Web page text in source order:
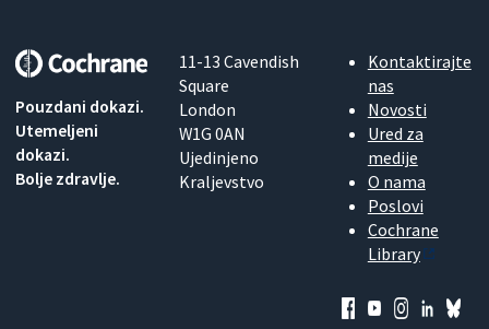
Pouzdani dokazi.
Utemeljeni
dokazi.
Bolje zdravlje.
11-13 Cavendish
Square
London
W1G 0AN
Ujedinjeno
Kraljevstvo
Kontaktirajte
nas
Novosti
Ured za
medije
O nama
Poslovi
Cochrane
Library